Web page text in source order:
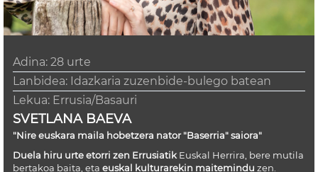
Adina: 28 urte
Lanbidea: Idazkaria zuzenbide-bulego batean
Lekua: Errusia/Basauri
SVETLANA BAEVA
"Nire euskara maila hobetzera nator"Baserria" saiora"
Duela hiru urte etorri zen ErrusiatikEuskal Herrira, bere mutila
bertakoa baita, etaeuskal kulturarekin maitemindu zen.